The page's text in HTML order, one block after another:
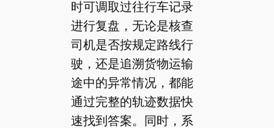
时可调取过往行车记录
进行复盘，无论是核查
司机是否按规定路线行
驶，还是追溯货物运输
途中的异常情况，都能
通过完整的轨迹数据快
速找到答案。同时，系